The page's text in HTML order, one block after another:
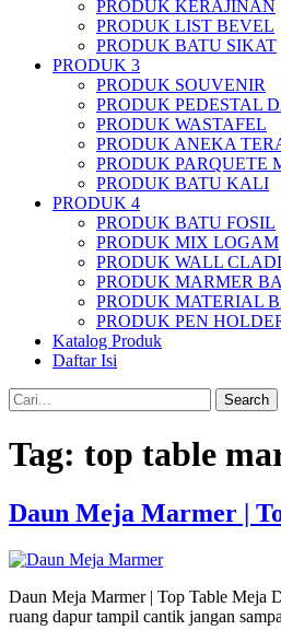
PRODUK KERAJINAN
PRODUK LIST BEVEL
PRODUK BATU SIKAT
PRODUK 3
PRODUK SOUVENIR
PRODUK PEDESTAL
PRODUK WASTAFEL
PRODUK ANEKA
PRODUK PARQUETE
PRODUK BATU KALI
PRODUK 4
PRODUK BATU FOSIL
PRODUK MIX LOGAM
PRODUK WALL
PRODUK MARMER
PRODUK MATERIAL
PRODUK PEN
Katalog Produk
Daftar Isi
Search
Tag: top table
Daun Meja Marmer |
Daun Meja Marmer | Top Table Meja
ruang dapur tampil cantik jangan